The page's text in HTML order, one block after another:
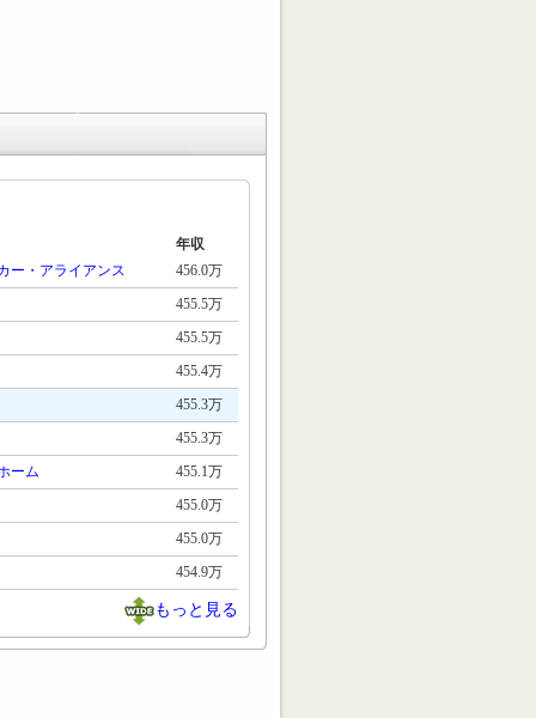
年収
ー・アライアンス
456.0万
455.5万
455.5万
455.4万
455.3万
455.3万
ーム
455.1万
455.0万
455.0万
454.9万
もっと見る